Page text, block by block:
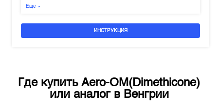
Еще
ИНСТРУКЦИЯ
Где купить Aero-OM(Dimethicone)
или аналог в Венгрии